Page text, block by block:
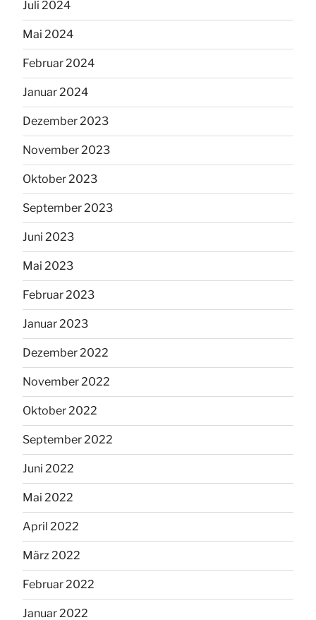
Juli 2024
Mai 2024
Februar 2024
Januar 2024
Dezember 2023
November 2023
Oktober 2023
September 2023
Juni 2023
Mai 2023
Februar 2023
Januar 2023
Dezember 2022
November 2022
Oktober 2022
September 2022
Juni 2022
Mai 2022
April 2022
März 2022
Februar 2022
Januar 2022